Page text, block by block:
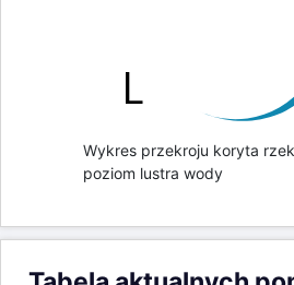
Wykres przekroju koryta
poziom lustra wody